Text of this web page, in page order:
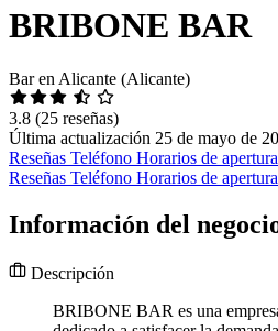
BRIBONE BAR
Bar en Alicante (Alicante)
3.8 (25 reseñas)
Última actualización 25 de mayo de
Reseñas Teléfono Horarios de apertura
Reseñas Teléfono Horarios de apertura
Información del
Descripción
BRIBONE BAR es una